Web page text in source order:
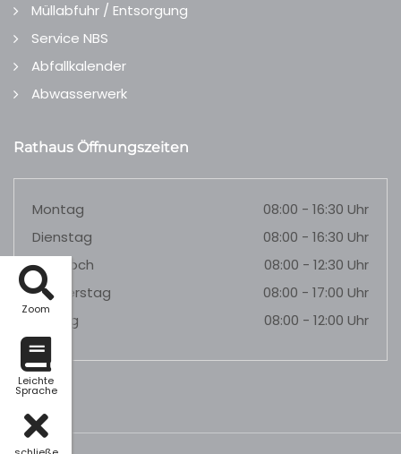
Zoom
Leichte
Sprache
Müllabfuhr / Entsorgung
Service NBS
Abfallkalender
Abwasserwerk
Rathaus Öffnungszeiten
Montag
08:00 - 16:30 Uhr
Dienstag
08:00 - 16:30 Uhr
Mittwoch
08:00 - 12:30 Uhr
Donnerstag
08:00 - 17:00 Uhr
Freitag
08:00 - 12:00 Uhr